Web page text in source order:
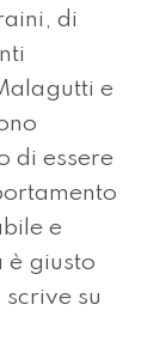
di
e
di essere
e
è giusto
su